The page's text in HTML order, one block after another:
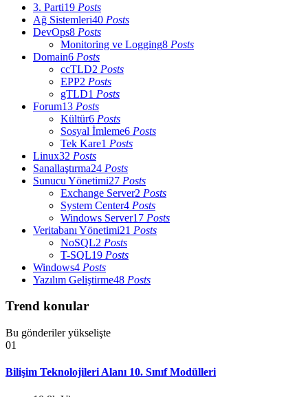
3. Parti19 Posts
Ağ Sistemleri40 Posts
DevOps8 Posts
Monitoring ve Logging8 Posts
Domain6 Posts
ccTLD2 Posts
EPP2 Posts
gTLD1 Posts
Forum13 Posts
Kültür6 Posts
Sosyal İmleme6 Posts
Tek Kare1 Posts
Linux32 Posts
Sanallaştırma24 Posts
Sunucu Yönetimi27 Posts
Exchange Server2 Posts
System Center4 Posts
Windows Server17 Posts
Veritabanı Yönetimi21 Posts
NoSQL2 Posts
T-SQL19 Posts
Windows4 Posts
Yazılım Geliştirme48 Posts
Trend konular
Bu gönderiler yükselişte
01
Bilişim Teknolojileri Alanı 10. Sınıf Modülleri